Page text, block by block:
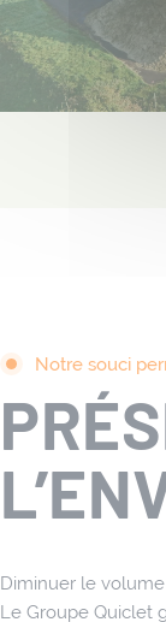
Notre souci
Diminuer le
Le Groupe Quiclet